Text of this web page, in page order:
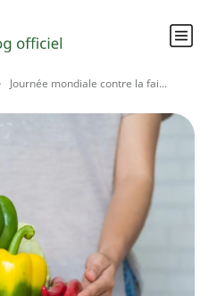
Journée mondiale contre la fai...